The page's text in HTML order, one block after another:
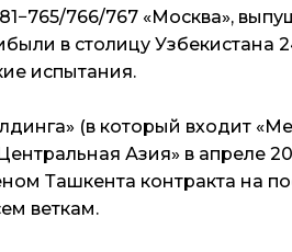
766/767 «Москва»,
в столицу Узбекистана
испытания.
(в который входит
Азия» в апреле
Ташкента контракта на
веткам.